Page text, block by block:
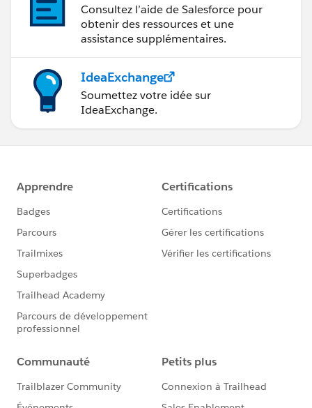
Consultez l’aide de Salesforce pour
obtenir des ressources et une
assistance supplémentaires.
IdeaExchange
Soumettez votre idée sur
IdeaExchange.